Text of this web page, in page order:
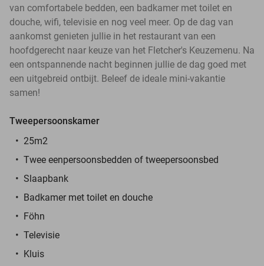
van comfortabele bedden, een badkamer met toilet en
douche, wifi, televisie en nog veel meer. Op de dag van
aankomst genieten jullie in het restaurant van een
hoofdgerecht naar keuze van het Fletcher's Keuzemenu. Na
een ontspannende nacht beginnen jullie de dag goed met
een uitgebreid ontbijt. Beleef de ideale mini-vakantie
samen!
Tweepersoonskamer
25m2
Twee eenpersoonsbedden of tweepersoonsbed
Slaapbank
Badkamer met toilet en douche
Föhn
Televisie
Kluis